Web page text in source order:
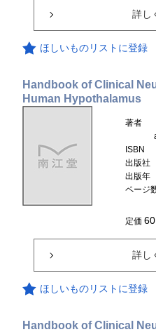
詳し
ほしいものリストに登録
Handbook of Clinical
Human Hypothalamus
著者
ISBN
出版社
出版年
ページ
定価
詳し
ほしいものリストに登録
Handbook of Clinical